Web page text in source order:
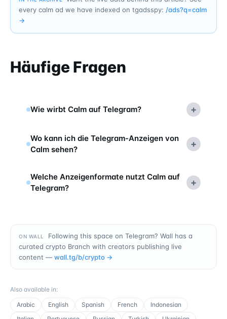
every calm ad we have indexed on tgadsspy: /ads?q=calm
→
Häufige Fragen
Wie wirbt Calm auf Telegram? +
Wo kann ich die Telegram-Anzeigen von
Calm sehen?
+
Welche Anzeigenformate nutzt Calm auf
Telegram?
+
ON WALL
Following this space on Telegram? Wall has a
curated crypto Branch with creators publishing live
content — wall.tg/b/crypto →
Also available in:
Arabic
English Spanish French
Indonesian